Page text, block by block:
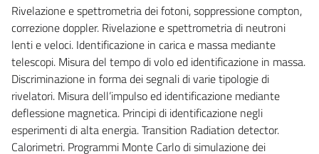
Rivelazione e spettrometria dei fotoni, soppressione compton,
correzione doppler. Rivelazione e spettrometria di neutroni
lenti e veloci. Identificazione in carica e massa mediante
telescopi. Misura del tempo di volo ed identificazione in massa.
Discriminazione in forma dei segnali di varie tipologie di
rivelatori. Misura dell’impulso ed identificazione mediante
deflessione magnetica. Principi di identificazione negli
esperimenti di alta energia. Transition Radiation detector.
Calorimetri. Programmi Monte Carlo di simulazione dei